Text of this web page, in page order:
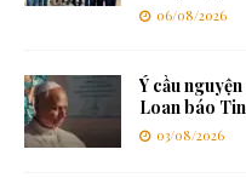
06/08/2026
Ý cầu
Loan báo
03/08/2026